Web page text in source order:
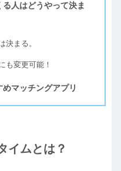
人はどうやって決ま
決まる。
も変更可能！
マッチングアプリ
イムとは？